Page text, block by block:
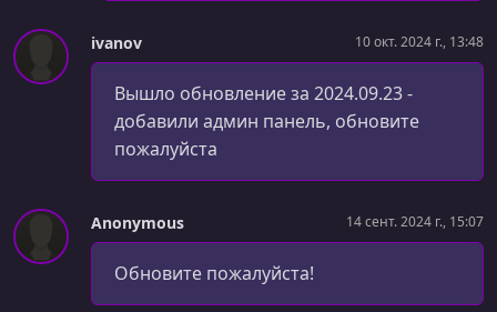
ivanov 10 окт. 2024 г., 13:48
Вышло обновление за 2024.09.23 -
добавили админ панель, обновите
пожалуйста
Anonymous 14 сент. 2024 г., 15:07
Обновите пожалуйста!